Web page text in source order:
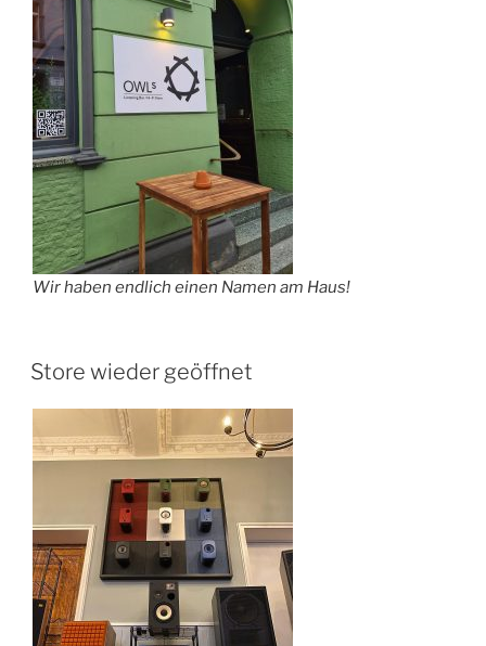
Wir haben endlich einen Namen am Haus!
Store wieder geöffnet